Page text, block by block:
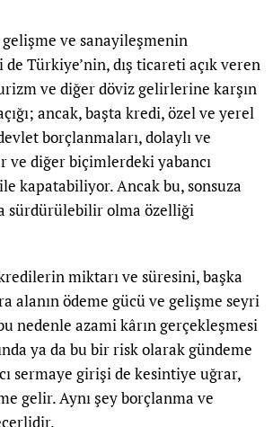
gelişme ve sanayileşmenin
Türkiye’nin, dış ticareti açık veren
ve diğer döviz gelirlerine karşın
ancak, başta kredi, özel ve yerel
borçlanmaları, dolaylı ve
ve diğer biçimlerdeki yabancı
kapatabiliyor. Ancak bu, sonsuza
sürdürülebilir olma özelliği
miktarı ve süresini, başka
alanın ödeme gücü ve gelişme seyri
nedenle azami kârın gerçekleşmesi
ya da bu bir risk olarak gündeme
sermaye girişi de kesintiye uğrar,
gelir. Aynı şey borçlanma ve